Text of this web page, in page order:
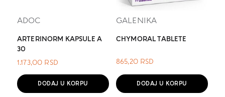
ADOC
ARTERINORM KAPSULE A
30
1.173,00 RSD
DODAJ U KORPU
GALENIKA
CHYMORAL TABLETE
865,20 RSD
DODAJ U KORPU